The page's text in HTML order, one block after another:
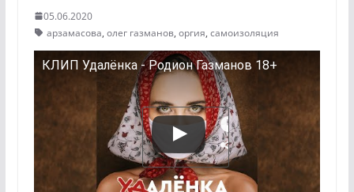
05.06.2020
арзамасова, олег газманов, оргия, самоизоляция
КЛИП Удалёнка - Родион Газманов 18+